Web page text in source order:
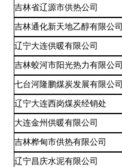
吉林省辽源市供热公司
吉林通化新天地乙醇有限公司
辽宁大连供暖有限公司
吉林蛟河市阳光热力有限公司
七台河隆鹏煤炭发展有限公司
辽宁大连西岗煤炭经销处
大连金州供暖有限公司
吉林桦甸市供热有限公司
辽宁昌庆水泥有限公司